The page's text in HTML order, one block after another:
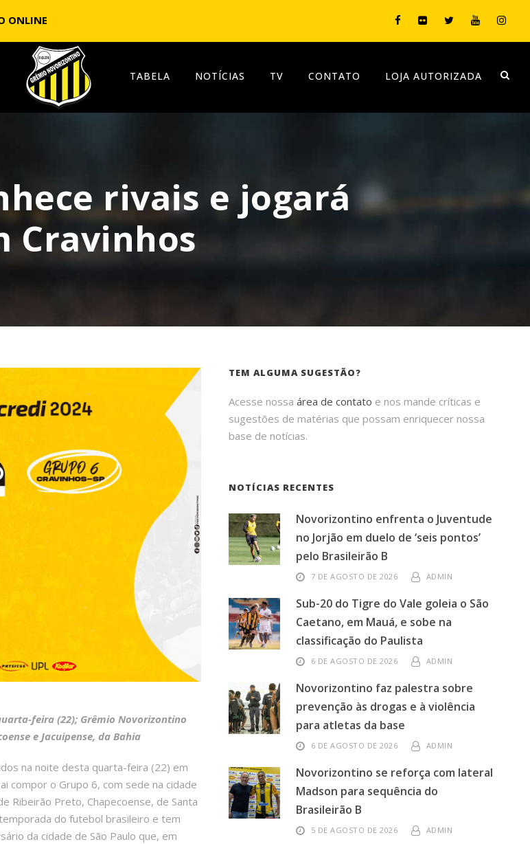
ONLINE
TABELA NOTÍCIAS TV CONTATO LOJA AUTORIZADA
rivais e jogará
Cravinhos
feira (22); Grêmio Novorizontino
e Jacuipense, da Bahia
na noite desta quarta-feira (22) em
compor o Grupo 6, com sede na cidade
Ribeirão Preto, Chapecoense, de Santa
do futebol brasileiro e tem
da cidade de São Paulo que, em
TEM ALGUMA SUGESTÃO?
Acesse nossaárea de contato e nos mande críticas e
sugestões de matérias que possam enriquecer nossa
base de notícias.
NOTÍCIAS RECENTES
Novorizontino enfrenta o Juventude
no Jorjão em duelo de ‘seis pontos’
pelo Brasileirão B
7 DE AGOSTO DE 2026 ADMIN
Sub-20 do Tigre do Vale goleia o São
Caetano, em Mauá, e sobe na
classificação do Paulista
6 DE AGOSTO DE 2026 ADMIN
Novorizontino faz palestra sobre
prevenção às drogas e à violência
para atletas da base
6 DE AGOSTO DE 2026 ADMIN
Novorizontino se reforça com lateral
Madson para sequência do
Brasileirão B
5 DE AGOSTO DE 2026 ADMIN